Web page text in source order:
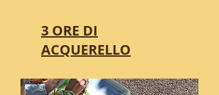
3 ORE DI
ACQUERELLO